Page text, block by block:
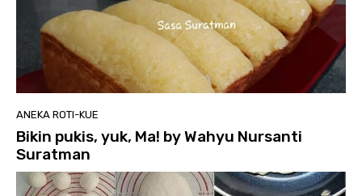
ANEKA ROTI-KUE
Bikin pukis, yuk, Ma! by Wahyu Nursanti
Suratman